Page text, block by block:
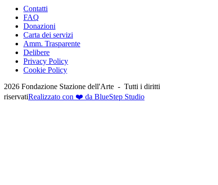
Contatti
FAQ
Donazioni
Carta dei servizi
Amm. Trasparente
Delibere
Privacy Policy
Cookie Policy
2026 Fondazione Stazione dell'Arte - Tutti i diritti
riservatiRealizzato con ❤️ da BlueStep Studio